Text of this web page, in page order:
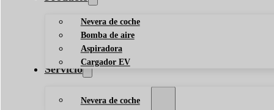
Nevera de coche
Bomba de aire
Aspiradora
Cargador EV
Servicio
Nevera de coche